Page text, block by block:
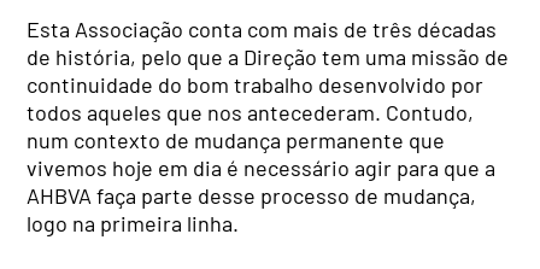
Esta Associação conta com mais de três décadas
de história, pelo que a Direção tem uma missão de
continuidade do bom trabalho desenvolvido por
todos aqueles que nos antecederam. Contudo,
num contexto de mudança permanente que
vivemos hoje em dia é necessário agir para que a
AHBVA faça parte desse processo de mudança,
logo na primeira linha.